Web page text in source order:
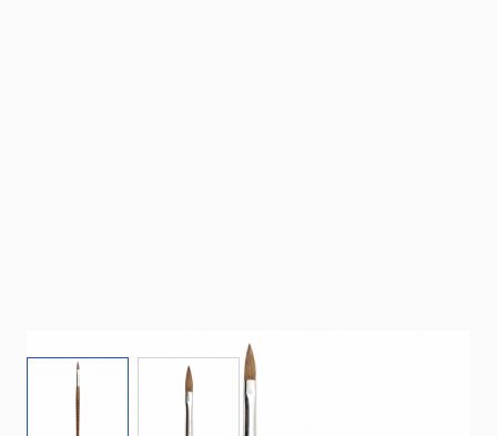
View larger imageView larger image